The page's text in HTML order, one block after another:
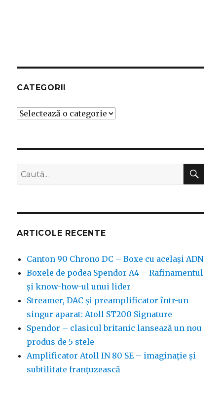
CATEGORII
Categorii
Caută
după:
ARTICOLE RECENTE
Canton 90 Chrono DC – Boxe cu același ADN
Boxele de podea Spendor A4 – Rafinamentul
și know-how-ul unui lider
Streamer, DAC și preamplificator într-un
singur aparat: Atoll ST200 Signature
Spendor – clasicul britanic lansează un nou
produs de 5 stele
Amplificator Atoll IN 80 SE – imaginație și
subtilitate franțuzească